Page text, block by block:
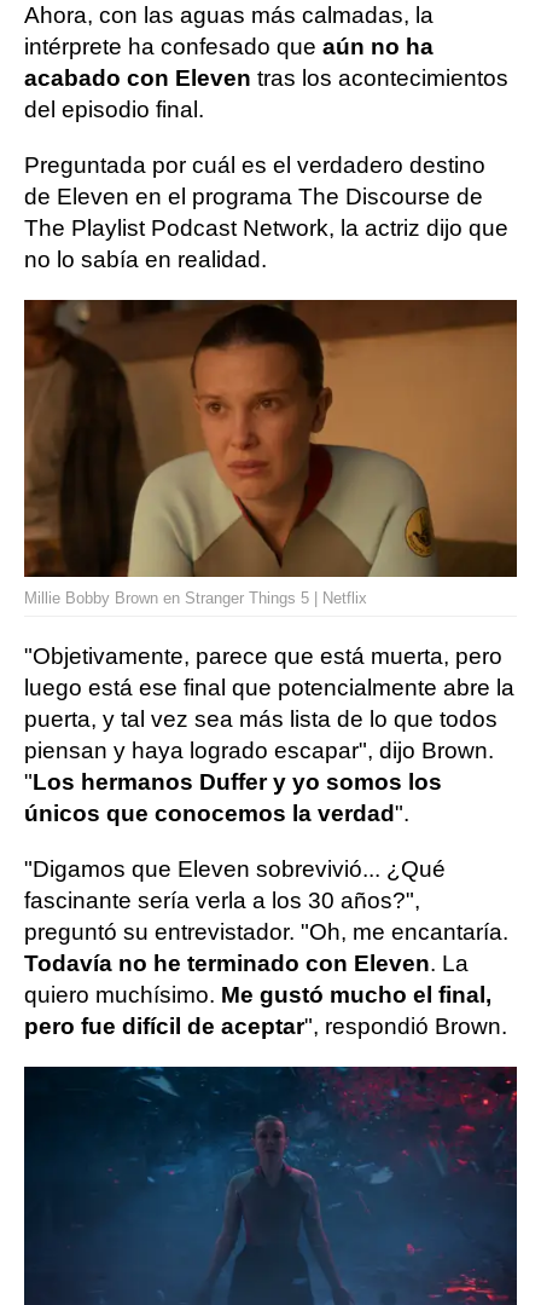
Ahora, con las aguas más calmadas, la
intérprete ha confesado que aún no ha
acabado con Eleven tras los acontecimientos
del episodio final.
Preguntada por cuál es el verdadero destino
de Eleven en el programa The Discourse de
The Playlist Podcast Network, la actriz dijo que
no lo sabía en realidad.
Millie Bobby Brown en Stranger Things 5 | Netflix
"Objetivamente, parece que está muerta, pero
luego está ese final que potencialmente abre la
puerta, y tal vez sea más lista de lo que todos
piensan y haya logrado escapar", dijo Brown.
"Los hermanos Duffer y yo somos los
únicos que conocemos la verdad".
"Digamos que Eleven sobrevivió... ¿Qué
fascinante sería verla a los 30 años?",
preguntó su entrevistador. "Oh, me encantaría.
Todavía no he terminado con Eleven. La
quiero muchísimo. Me gustó mucho el final,
pero fue difícil de aceptar", respondió Brown.